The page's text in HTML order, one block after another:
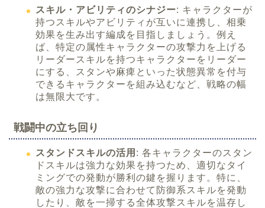
スキル・アビリティのシナジー: キャラクターが
持つスキルやアビリティが互いに連携し、相乗
効果を生み出す編成を目指しましょう。例え
ば、特定の属性キャラクターの攻撃力を上げる
リーダースキルを持つキャラクターをリーダー
にする、スタンや麻痺といった状態異常を付与
できるキャラクターを組み込むなど、戦略の幅
は無限大です。
戦闘中の立ち回り
スタンドスキルの活用 : 各キャラクターのスタン
ドスキルは強力な効果を持つため、適切なタイ
ミングでの発動が勝利の鍵を握ります。特に、
敵の強力な攻撃に合わせて防御系スキルを発動
したり、敵を一掃する全体攻撃スキルを温存し